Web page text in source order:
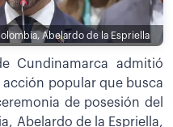
Abelardo de la Espriella
Cundinamarca admitió
popular que busca
de posesión del
Abelardo de la Espriella,